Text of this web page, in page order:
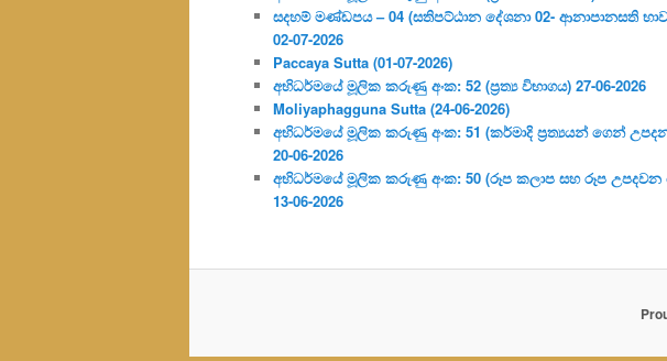
සදහම් මණ්ඩපය – 04 (සතිපට්ඨාන දේශනා 02- ආනාපානසති
02-07-2026
Paccaya Sutta (01-07-2026)
අභිධර්මයේ මූලික කරුණු අංක: 52 (ප්‍ර‍ත්‍ය විභාගය) 27-06-2026
Moliyaphagguna Sutta (24-06-2026)
අභිධර්මයේ මූලික කරුණු අංක: 51 (කර්මාදි ප්‍ර‍ත්‍යයන් ගෙන්
20-06-2026
අභිධර්මයේ මූලික කරුණු අංක: 50 (රූප කලාප සහ රූප උපදවන
13-06-2026